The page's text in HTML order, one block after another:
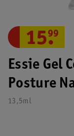
Essie Gel
Posture
13,5ml
15.
99